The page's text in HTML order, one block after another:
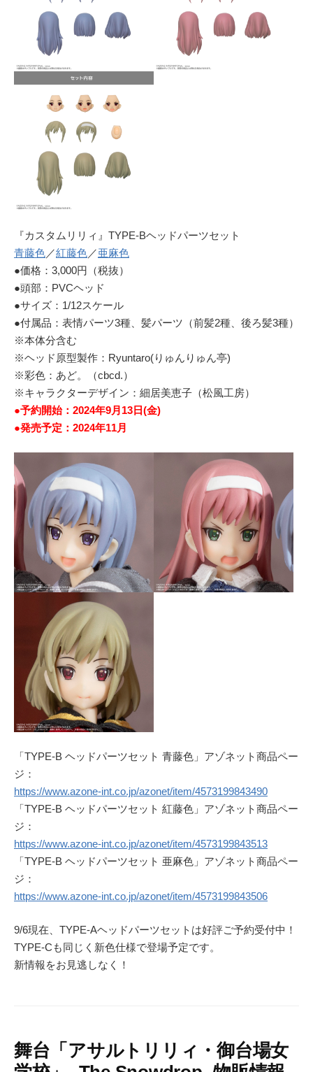
『カスタムリリィ』TYPE-Bヘッドパーツセット
青藤色／紅藤色／亜麻色
●価格：3,000円（税抜）
●頭部：PVCヘッド
●サイズ：1/12スケール
●付属品：表情パーツ3種、髪パーツ（前髪2種、後ろ髪3種）
※本体分含む
※ヘッド原型製作：Ryuntaro(りゅんりゅん亭)
※彩色：あど。（cbcd.）
※キャラクターデザイン：細居美恵子（松風工房）
●予約開始：2024年9月13日(金)
●発売予定：2024年11月
「TYPE-B ヘッドパーツセット 青藤色」アゾネット商品ペー
ジ：
https://www.azone-int.co.jp/azonet/item/4573199843490
「TYPE-B ヘッドパーツセット 紅藤色」アゾネット商品ペー
ジ：
https://www.azone-int.co.jp/azonet/item/4573199843513
「TYPE-B ヘッドパーツセット 亜麻色」アゾネット商品ペー
ジ：
https://www.azone-int.co.jp/azonet/item/4573199843506
9/6現在、TYPE-Aヘッドパーツセットは好評ご予約受付中！
TYPE-Cも同じく新色仕様で登場予定です。
新情報をお見逃しなく！
舞台「アサルトリリィ・御台場女